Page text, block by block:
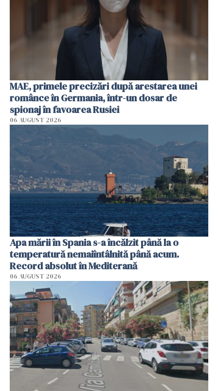
MAE, primele precizări după arestarea unei
românce în Germania, într-un dosar de
spionaj în favoarea Rusiei
06 AUGUST 2026
Apa mării în Spania s-a încălzit până la o
temperatură nemaiîntâlnită până acum.
Record absolut în Mediterană
06 AUGUST 2026